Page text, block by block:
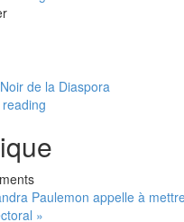
de la Diaspora